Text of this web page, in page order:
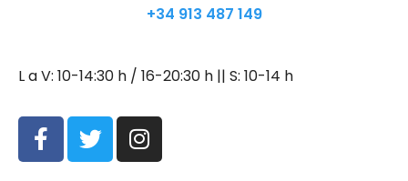
+34 913 487 149
L a V: 10-14:30 h / 16-20:30 h || S: 10-14 h